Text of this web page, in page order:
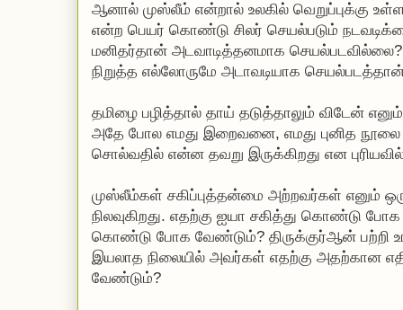
ஆனால் முஸ்லீம் என்றால் உலகில் வெறுப்புக்கு
என்ற பெயர் கொண்டு சிலர் செயல்படும்
மனிதர்தான் அடவாடித்தனமாக
நிறுத்த எல்லோருமே அடாவடியாக
தமிழை பழித்தால் தாய் தடுத்தாலும் விடேன்
அதே போல எமது இறைவனை, எமது புனித
சொல்வதில் என்ன தவறு இருக்கிறது என
முஸ்லீம்கள் சகிப்புத்தன்மை அற்றவர்கள் எனும்
நிலவுகிறது. எதற்கு ஐயா சகித்து கொண்டு
கொண்டு போக வேண்டும்? திருக்குர்ஆன் பற்றி
இயலாத நிலையில் அவர்கள் எதற்கு அதற்கான
வேண்டும்?